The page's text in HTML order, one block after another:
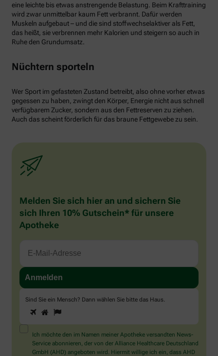
eine leichte bis etwas anstrengende Belastung. Beim Krafttraining
wird zwar unmittelbar kaum Fett verbrannt. Dafür werden
Muskeln aufgebaut – und die sind stoffwechselaktiver als Fett,
das heißt, sie verbrennen mehr Kalorien und steigern so auch in
Ruhe den Grundumsatz.
Nüchtern sporteln
Wer Sport im gefasteten Zustand betreibt, also ohne vorher etwas
gegessen zu haben, zwingt den Körper, Energie nicht aus schnell
verfügbarem Zucker, sondern aus den Fettreserven zu ziehen.
Auch das scheint förderlich für das braune Fettgewebe zu sein.
Melden Sie sich hier an und sichern Sie
sich Ihren 10% Gutschein* für unsere
Apotheke
Sind Sie ein Mensch? Dann wählen Sie bitte das Haus
Sind
Sie
ein
Mensch?
Dann
wählen
1 2
Ich möchte den im Namen meiner Apotheke versandten News-
Service abonnieren, der von der Alliance Healthcare Deutschland
GmbH (AHD) angeboten wird. Hiermit willige ich ein, dass AHD